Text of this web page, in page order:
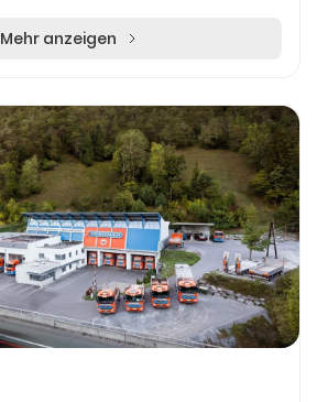
Mehr anzeigen